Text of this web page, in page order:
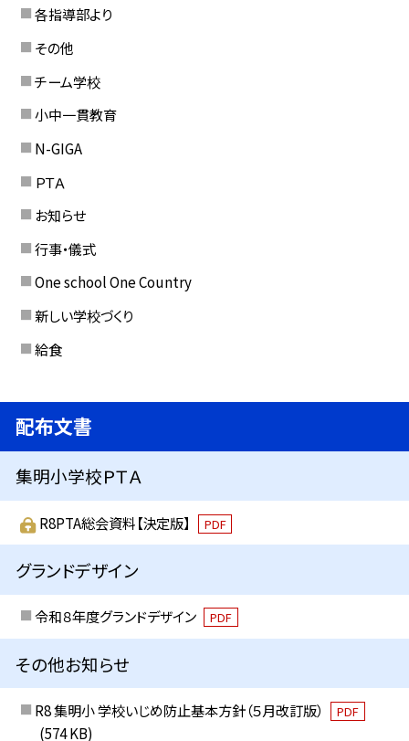
各指導部より
その他
チーム学校
小中一貫教育
N-GIGA
ＰＴＡ
お知らせ
行事・儀式
One school One Country
新しい学校づくり
給食
配布文書
集明小学校ＰＴＡ
R8PTA総会資料【決定版】 PDF
グランドデザイン
令和８年度グランドデザイン PDF
その他お知らせ
R8 集明小 学校いじめ防止基本方針（５月改訂版） PDF
(574 KB)